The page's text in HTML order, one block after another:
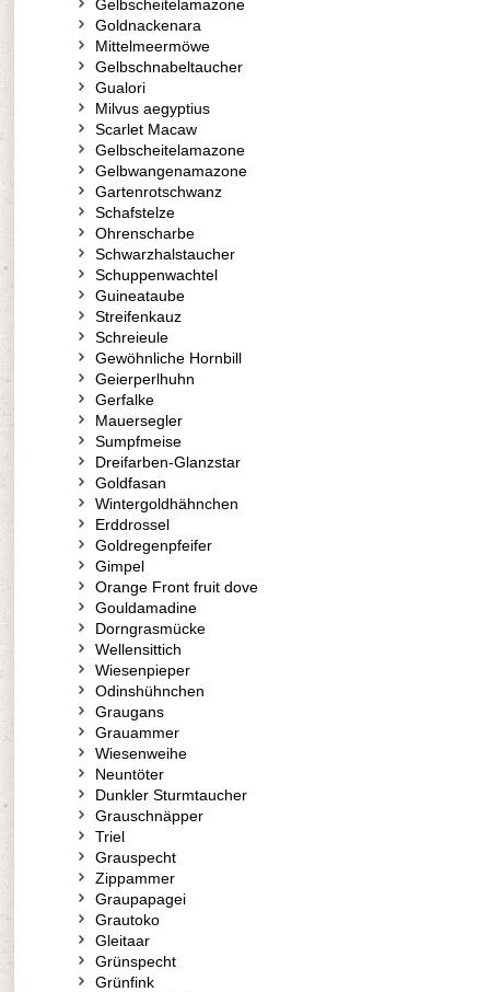
Gelbscheitelamazone
Goldnackenara
Mittelmeermöwe
Gelbschnabeltaucher
Gualori
Milvus aegyptius
Scarlet Macaw
Gelbscheitelamazone
Gelbwangenamazone
Gartenrotschwanz
Schafstelze
Ohrenscharbe
Schwarzhalstaucher
Schuppenwachtel
Guineataube
Streifenkauz
Schreieule
Gewöhnliche Hornbill
Geierperlhuhn
Gerfalke
Mauersegler
Sumpfmeise
Dreifarben-Glanzstar
Goldfasan
Wintergoldhähnchen
Erddrossel
Goldregenpfeifer
Gimpel
Orange Front fruit dove
Gouldamadine
Dorngrasmücke
Wellensittich
Wiesenpieper
Odinshühnchen
Graugans
Grauammer
Wiesenweihe
Neuntöter
Dunkler Sturmtaucher
Grauschnäpper
Triel
Grauspecht
Zippammer
Graupapagei
Grautoko
Gleitaar
Grünspecht
Grünfink